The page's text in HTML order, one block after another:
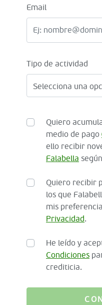
Email
Tipo de actividad
Quiero
medio de pago
ello recibir
Falabella según
Quiero recibir
los que
mis
Privacidad.
He leído y
Condiciones
crediticia.